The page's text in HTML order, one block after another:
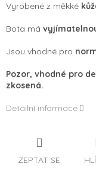
Vyrobené z měkké
Bota má
Jsou vhodné pro
Pozor, vhodné pro
zkosená.
Detailní informace
ZEPTAT SE